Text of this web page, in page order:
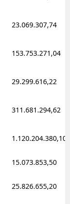
23.069.307,74
153.753.271,04
29.299.616,22
311.681.294,62
1.120.204.380,10
15.073.853,50
25.826.655,20